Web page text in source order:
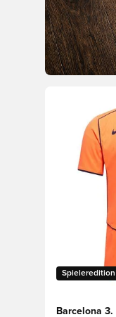
Öffnet ein
Spieleredition
Barcelona